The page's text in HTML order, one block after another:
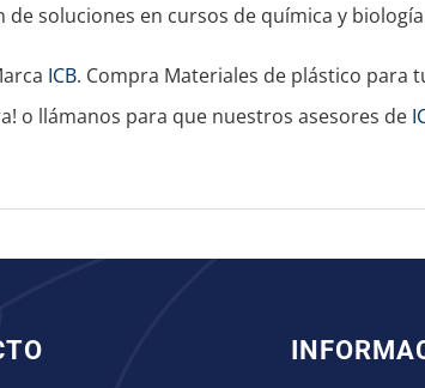
soluciones en cursos de química y
ICB. Compra Materiales de plástico para
o llámanos para que nuestros asesores de